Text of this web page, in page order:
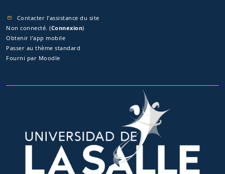
Contacter l’assistance du site
Non connecté. (Connexion)
Obtenir l’app mobile
Passer au thème standard
Fourni par Moodle